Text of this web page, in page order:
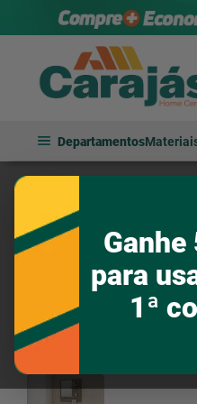
Departamentos
Ganhe
para
1ª
Banheiro